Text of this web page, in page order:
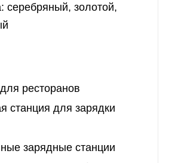
серебряный, золотой,